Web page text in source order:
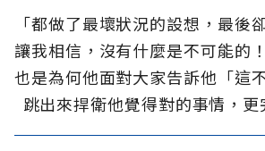
「都做了最壞狀況的設想，最後
讓我相信，沒有什麼是不可能的
也是為何他面對大家告訴他「這
跳出來捍衛他覺得對的事情，更